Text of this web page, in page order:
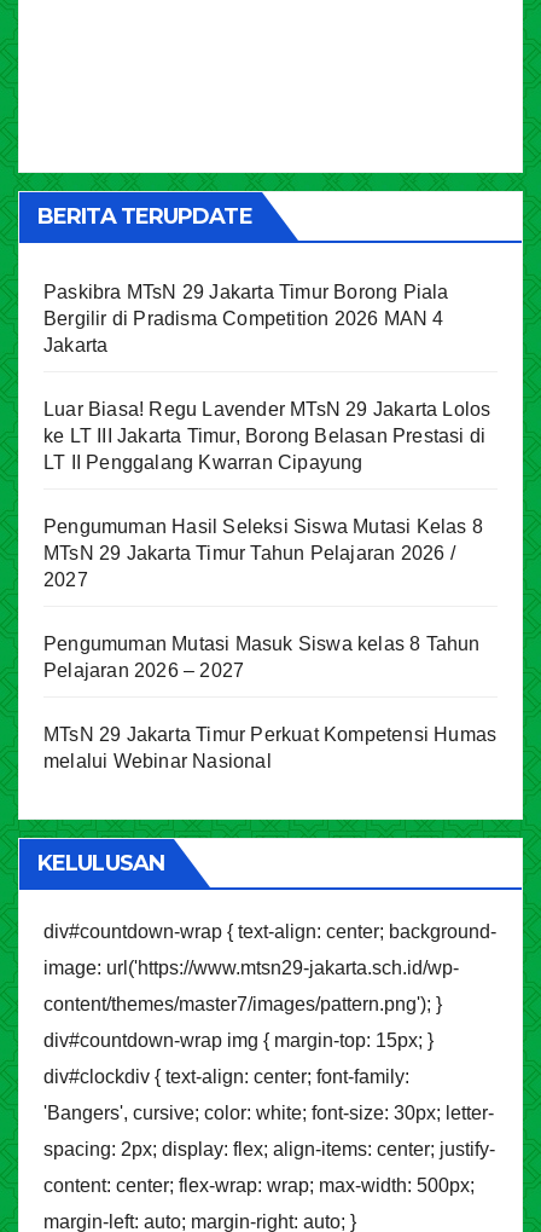
BERITA TERUPDATE
Paskibra MTsN 29 Jakarta Timur Borong Piala
Bergilir di Pradisma Competition 2026 MAN 4
Jakarta
Luar Biasa! Regu Lavender MTsN 29 Jakarta Lolos
ke LT III Jakarta Timur, Borong Belasan Prestasi di
LT II Penggalang Kwarran Cipayung
Pengumuman Hasil Seleksi Siswa Mutasi Kelas 8
MTsN 29 Jakarta Timur Tahun Pelajaran 2026 /
2027
Pengumuman Mutasi Masuk Siswa kelas 8 Tahun
Pelajaran 2026 – 2027
MTsN 29 Jakarta Timur Perkuat Kompetensi Humas
melalui Webinar Nasional
KELULUSAN
div#countdown-wrap { text-align: center; background-
image: url('https://www.mtsn29-jakarta.sch.id/wp-
content/themes/master7/images/pattern.png'); }
div#countdown-wrap img { margin-top: 15px; }
div#clockdiv { text-align: center; font-family:
'Bangers', cursive; color: white; font-size: 30px; letter-
spacing: 2px; display: flex; align-items: center; justify-
content: center; flex-wrap: wrap; max-width: 500px;
margin-left: auto; margin-right: auto; }